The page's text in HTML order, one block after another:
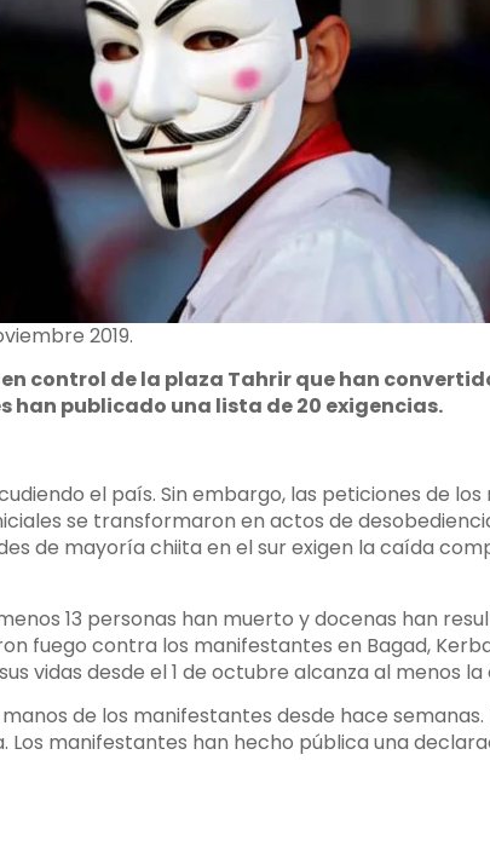
2019.
control de la plaza Tahrir que han
publicado una lista de 20 exigencias.
el país. Sin embargo, las peticiones de
se transformaron en actos de
de mayoría chiita en el sur exigen la caída
13 personas han muerto y docenas han
fuego contra los manifestantes en Bagad,
vidas desde el 1 de octubre alcanza al menos la
de los manifestantes desde hace semanas.
manifestantes han hecho pública una